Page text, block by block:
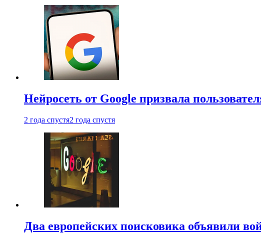
Нейросеть от Google призвала
2 года спустя2 года спустя
Два европейских поисковика объявили